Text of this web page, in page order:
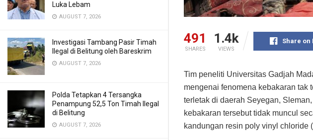
Luka Lebam
AUGUST 7, 2026
Investigasi Tambang Pasir Timah
Ilegal di Belitung oleh Bareskrim
AUGUST 7, 2026
Polda Tetapkan 4 Tersangka
Penampung 52,5 Ton Timah Ilegal
di Belitung
AUGUST 7, 2026
491
SHARES
1.4k
VIEWS
Share on
Tim peneliti Universitas Gadjah
mengenai fenomena kebakaran tak
terletak di daerah Seyegan,
kebakaran tersebut tidak muncul
kandungan resin poly vinyl chloride